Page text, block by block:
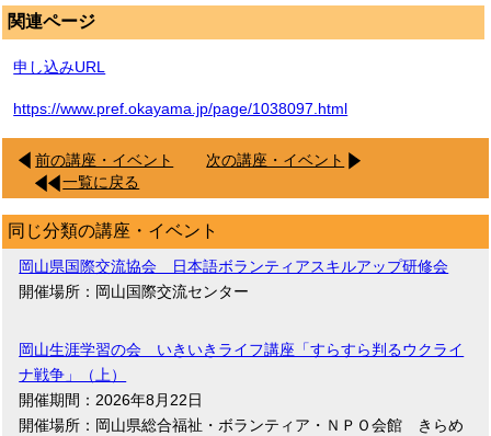
関連ページ
申し込みURL
https://www.pref.okayama.jp/page/1038097.html
前の講座・イベント
次の講座・イベント
一覧に戻る
同じ分類の講座・イベント
岡山県国際交流協会 日本語ボランティアスキルアップ研修会
開催場所：岡山国際交流センター
岡山生涯学習の会 いきいきライフ講座「すらすら判るウクライ
ナ戦争」（上）
開催期間：2026年8月22日
開催場所：岡山県総合福祉・ボランティア・ＮＰＯ会館 きらめ